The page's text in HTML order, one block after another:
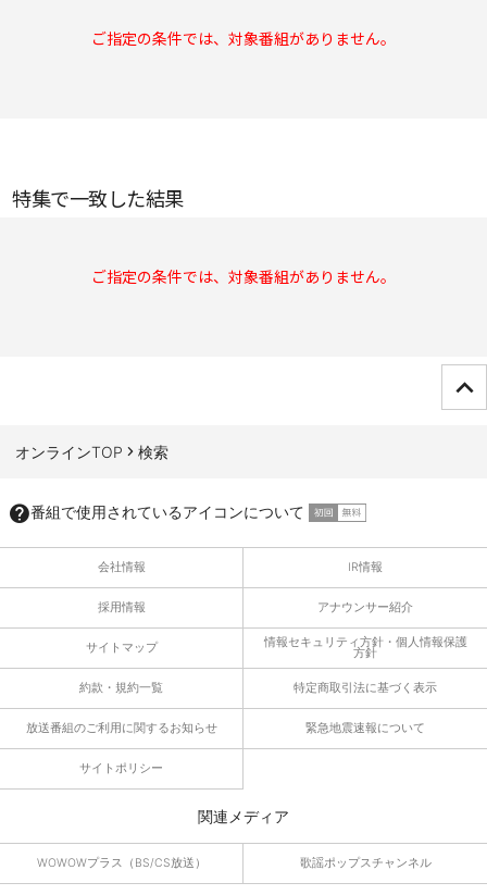
ご指定の条件では、対象番組がありません。
特集で一致した結果
ご指定の条件では、対象番組がありません。
オンラインTOP
検索
番組で使用されているアイコンについて
会社情報 IR情報
採用情報 アナウンサー紹介
サイトマップ 情報セキュリティ方針・個人情報保護
方針
約款・規約一覧 特定商取引法に基づく表示
放送番組のご利用に関するお知らせ 緊急地震速報について
サイトポリシー
関連メディア
WOWOWプラス（BS/CS放送） 歌謡ポップスチャンネル